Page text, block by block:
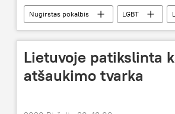
Nugirstas pokalbis LGBT
Lietuvoje patikslinta
atšaukimo tvarka